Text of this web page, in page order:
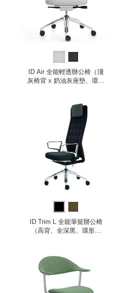
ID Air 全能輕透辦公椅（淺
灰椅背 x 奶油灰座墊、環形
ID Trim L 全能筆挺辦公椅
（高背、全深黑、環形扶